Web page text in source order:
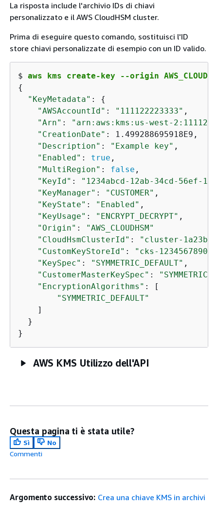
La risposta include l'archivio IDs di chiavi
personalizzato e il AWS CloudHSM cluster.
Prima di eseguire questo comando, sostituisci l'ID
store chiavi personalizzate di esempio con un ID valido.
$ aws kms create-key --origin
{
"KeyMetadata" : {
"AWSAccountId" : "111122223333" ,
"Arn" :
"arn:aws:kms:us-west-
"CreationDate" : 1.499288695918E9,
"Description" : "Example key" ,
"Enabled" : true ,
"MultiRegion" : false ,
"KeyId" :
"1234abcd-12ab-34cd-56ef-
"KeyManager" : "CUSTOMER" ,
"KeyState" : "Enabled" ,
"KeyUsage" : "ENCRYPT_DECRYPT" ,
"Origin" :
"AWS_CLOUDHSM"
"CloudHsmClusterId" :
"cluster-
"CustomKeyStoreId" :
"cks-
"KeySpec" : "SYMMETRIC_DEFAULT" ,
"CustomerMasterKeySpec" :
"EncryptionAlgorithms" : [
"SYMMETRIC_DEFAULT"
    ]
  }
}
AWS KMS Utilizzo dell'API
Questa pagina ti è stata utile?
Sì
No
Commenti
Argomento successivo: Crea una chiave KMS in archivi